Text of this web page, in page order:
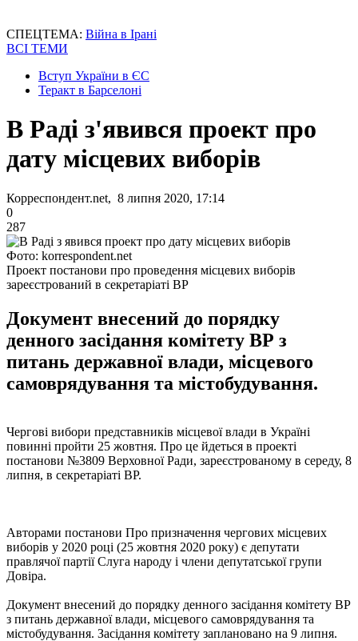
СПЕЦТЕМА: Війна в Ірані
ВСІ ТЕМИ
Вступ України в ЄС
Теракт в Барселоні
В Раді з'явився проект про
дату місцевих виборів
Корреспондент.net, 8 липня 2020, 17:14
0
287
Фото: korrespondent.net
Проект постанови про проведення місцевих виборів
зареєстрований в секретаріаті ВР
Документ внесений до порядку
денного засідання комітету ВР з
питань державної влади, місцевого
самоврядування та містобудування.
Чергові вибори представників місцевої влади в Україні
повинні пройти 25 жовтня. Про це йдеться в проекті
постанови №3809 Верховної Ради, зареєстрованому в середу, 8
липня, в секретаріаті ВР.
Авторами постанови Про призначення чергових місцевих
виборів у 2020 році (25 жовтня 2020 року) є депутати
правлячої партії Слуга народу і члени депутатської групи
Довіра.
Документ внесений до порядку денного засідання комітету ВР
з питань державної влади, місцевого самоврядування та
містобудування. Засідання комітету заплановано на 9 липня.